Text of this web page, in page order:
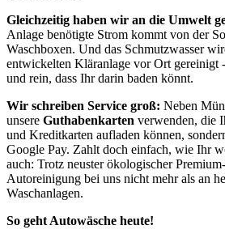
Gleichzeitig haben wir an die Umwelt
Anlage benötigte Strom kommt von der
Waschboxen. Und das Schmutzwasser
entwickelten Kläranlage vor Ort gereinigt
und rein, dass Ihr darin baden könnt.
Wir schreiben Service groß: Neben
unsere Guthabenkarten verwenden, die
und Kreditkarten aufladen können,
Google Pay. Zahlt doch einfach, wie Ihr
auch: Trotz neuster ökologischer
Autoreinigung bei uns nicht mehr als an
Waschanlagen.
So geht Autowäsche heute!